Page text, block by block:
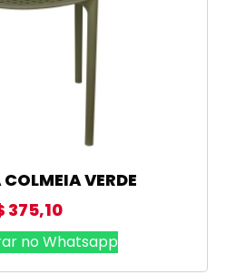
VERDE
375,10
no Whatsapp